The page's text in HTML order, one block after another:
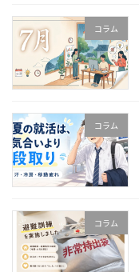
コラム
コラム
コラム